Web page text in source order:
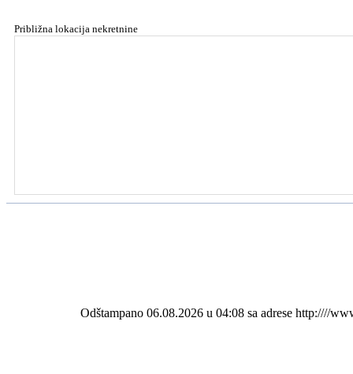
Približna lokacija nekretnine
Odštampano 06.08.2026 u 04:08 sa adrese http:////